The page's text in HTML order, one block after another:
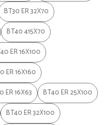
BT30 ER 32X70
BT40 415X70
ER 16X100
ER 16X160
ER 16X63
BT40 ER 25X100
BT40 ER 32X100